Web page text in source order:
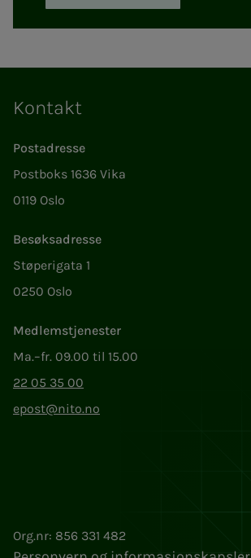
Kontakt
Postadresse
Postboks 1636 Vika
0119 Oslo
Besøksadresse
Støperigata 1
0250 Oslo
Medlemstjenester
Ma.–fr. 09.00 til 15.00
22 05 35 00
epost@nito.no
Org.nr: 856 331 482